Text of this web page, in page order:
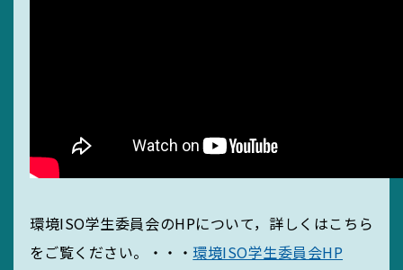
町屋海岸清掃
環境ISO学生委員会のHPについて，詳しくはこちら
をご覧ください。・・・環境ISO学生委員会HP